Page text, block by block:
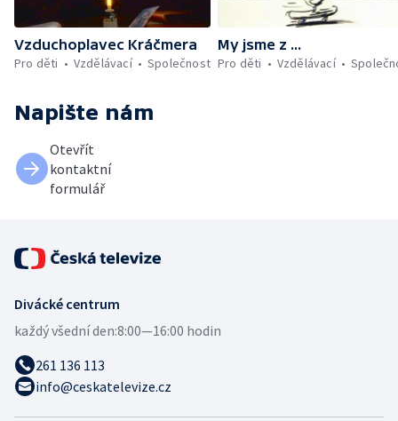
Vzduchoplavec Kráčmera
Pro děti
Vzdělávací Společnost
My jsme z ...
Pro děti
Vzdělávací
Napište nám
Otevřít
kontaktní
formulář
Divácké centrum
každý všední den:8:00—16:00 hodin
261 136 113
info@ceskatelevize.cz